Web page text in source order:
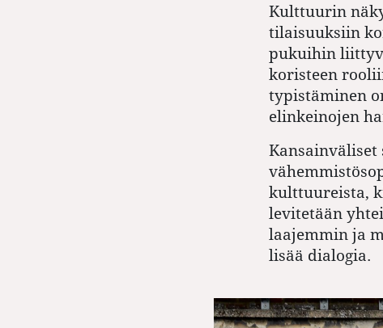
Kulttuurin
tilaisuuksiin
pukuihin
koristeen
typistäminen
elinkeinojen
Kansainväliset
kulttuureista,
levitetään
laajemmin ja
lisää ­dialogia.